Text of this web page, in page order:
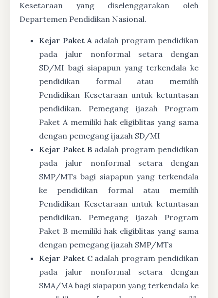
Kesetaraan yang diselenggarakan oleh
Departemen Pendidikan Nasional.
Kejar Paket A adalah program pendidikan
pada jalur nonformal setara dengan
SD/MI bagi siapapun yang terkendala ke
pendidikan formal atau memilih
Pendidikan Kesetaraan untuk ketuntasan
pendidikan. Pemegang ijazah Program
Paket A memiliki hak eligiblitas yang sama
dengan pemegang ijazah SD/MI
Kejar Paket B adalah program pendidikan
pada jalur nonformal setara dengan
SMP/MTs bagi siapapun yang terkendala
ke pendidikan formal atau memilih
Pendidikan Kesetaraan untuk ketuntasan
pendidikan. Pemegang ijazah Program
Paket B memiliki hak eligiblitas yang sama
dengan pemegang ijazah SMP/MTs
Kejar Paket Cadalah program pendidikan
pada jalur nonformal setara dengan
SMA/MA bagi siapapun yang terkendala ke